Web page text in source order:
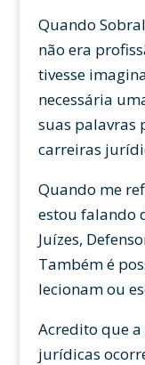
Quando
não era
tivesse
necessária
suas palavras
carreiras
Quando me
estou falando
Juízes,
Também é
lecionam ou
Acredito que
jurídicas